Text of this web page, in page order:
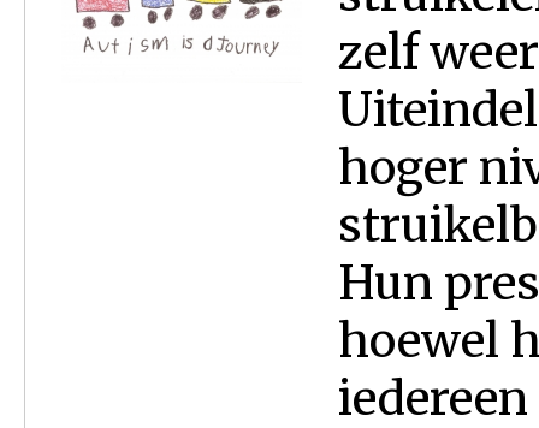
zelf
hoger
Hun
hoewel